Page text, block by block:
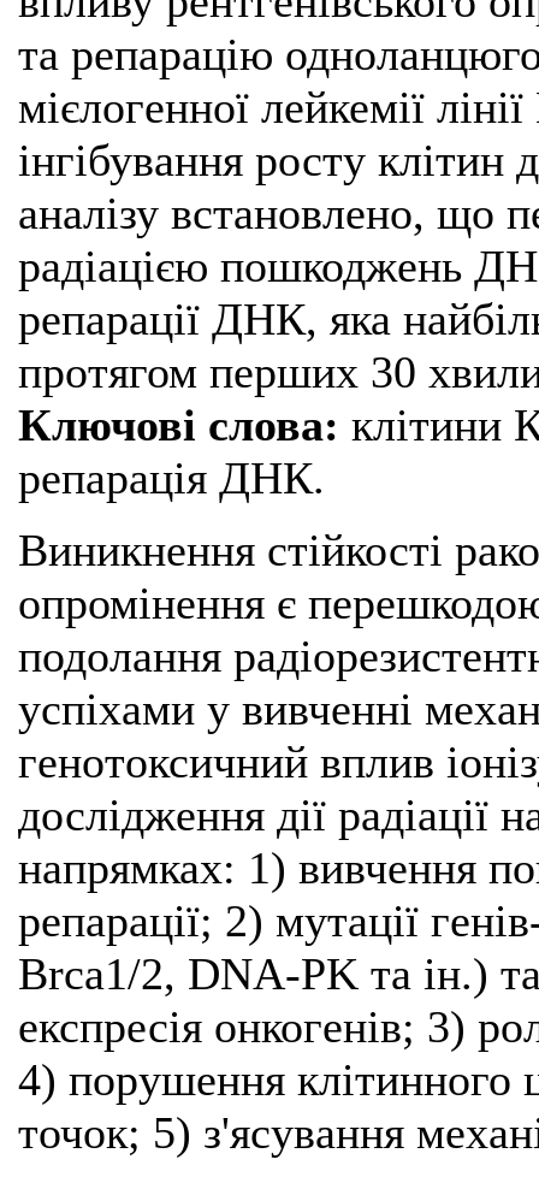
та репарацію
мієлогенної лейкемії
інгібування росту клітин
аналізу встановлено, що
радіацією пошкоджень
репарації ДНК, яка
протягом перших 30
Ключові слова: клітини
репарація ДНК.
Виникнення стійкості
опромінення є
подолання
успіхами у вивченні
генотоксичний вплив
дослідження дії радіації
напрямках: 1) вивчення
репарації; 2) мутації
Brca1/2, DNA-PK та ін.)
експресія онкогенів; 3)
4) порушення клітинного
точок; 5) з'ясування